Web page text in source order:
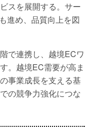
スを展開する。サー
進め、品質向上を図
で連携し、越境ECワ
。越境EC需要が高ま
事業成長を支える基
の競争力強化につな